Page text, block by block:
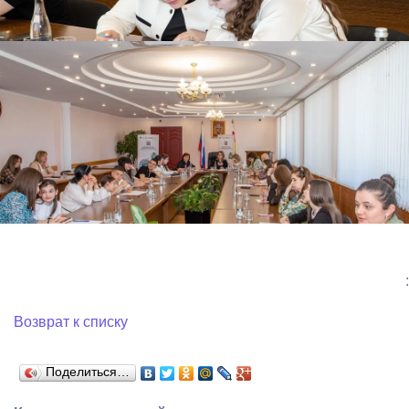
:
Возврат к списку
Поделиться…